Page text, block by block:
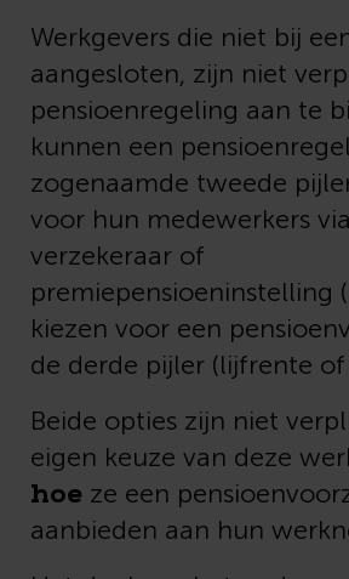
Werkgevers die niet bij
aangesloten, zijn niet
pensioenregeling aan te
kunnen een
zogenaamde tweede
voor hun medewerkers
verzekeraar of
premiepensioeninstelling
kiezen voor een
de derde pijler (lijfrente of
Beide opties zijn niet
eigen keuze van deze
hoe ze een
aanbieden aan hun